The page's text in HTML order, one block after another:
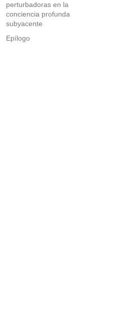
perturbadoras en la
conciencia profunda
subyacente
Epílogo